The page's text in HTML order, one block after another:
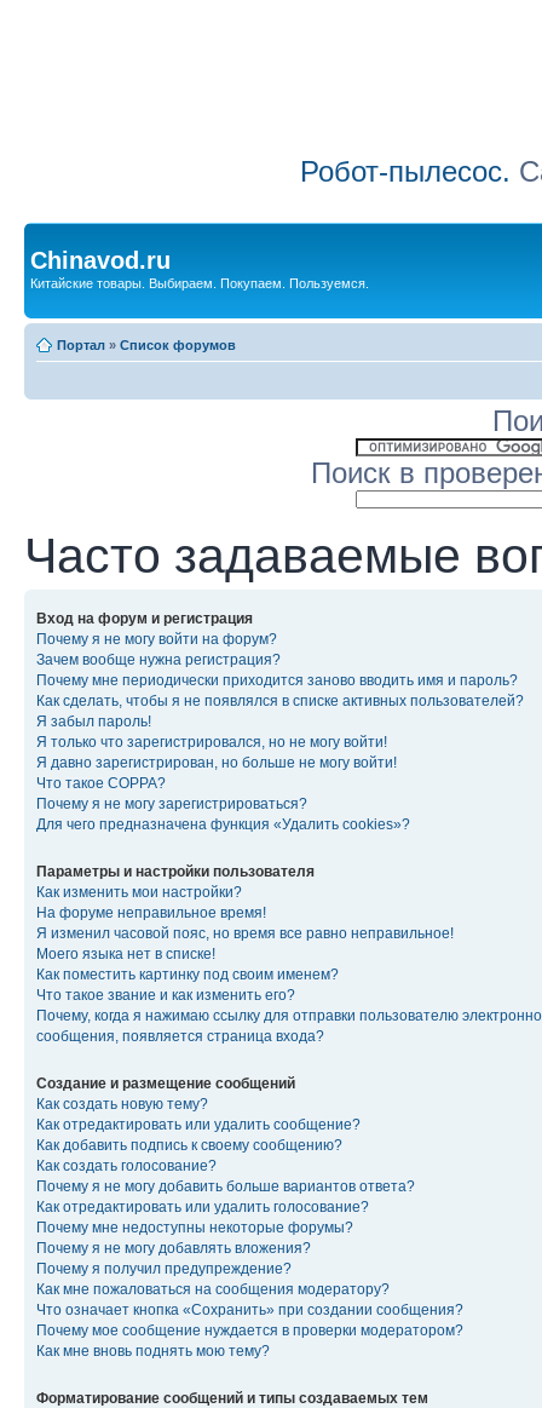
Робот-пылесос.
Chinavod.ru
Китайские товары. Выбираем. Покупаем. Пользуемся.
Портал » Список форумов
Поиск в
Часто задаваемые
Вход на форум и регистрация
Почему я не могу войти на форум?
Зачем вообще нужна регистрация?
Почему мне периодически приходится заново вводить имя и пароль?
Как сделать, чтобы я не появлялся в списке активных пользователей?
Я забыл пароль!
Я только что зарегистрировался, но не могу войти!
Я давно зарегистрирован, но больше не могу войти!
Что такое COPPA?
Почему я не могу зарегистрироваться?
Для чего предназначена функция «Удалить cookies»?
Параметры и настройки пользователя
Как изменить мои настройки?
На форуме неправильное время!
Я изменил часовой пояс, но время все равно неправильное!
Моего языка нет в списке!
Как поместить картинку под своим именем?
Что такое звание и как изменить его?
Почему, когда я нажимаю ссылку для отправки пользователю
сообщения, появляется страница входа?
Создание и размещение сообщений
Как создать новую тему?
Как отредактировать или удалить сообщение?
Как добавить подпись к своему сообщению?
Как создать голосование?
Почему я не могу добавить больше вариантов ответа?
Как отредактировать или удалить голосование?
Почему мне недоступны некоторые форумы?
Почему я не могу добавлять вложения?
Почему я получил предупреждение?
Как мне пожаловаться на сообщения модератору?
Что означает кнопка «Сохранить» при создании сообщения?
Почему мое сообщение нуждается в проверки модератором?
Как мне вновь поднять мою тему?
Форматирование сообщений и типы создаваемых тем